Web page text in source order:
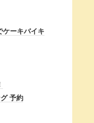
ケーキバイキ
予約